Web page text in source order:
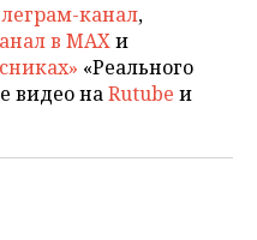
канал,
в MAXи
«Реального
видео наRutube и